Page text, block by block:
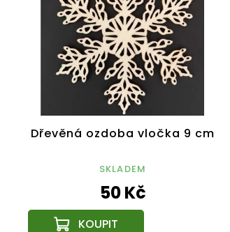
Dřevěná ozdoba vločka 9 cm
SKLADEM
50 Kč